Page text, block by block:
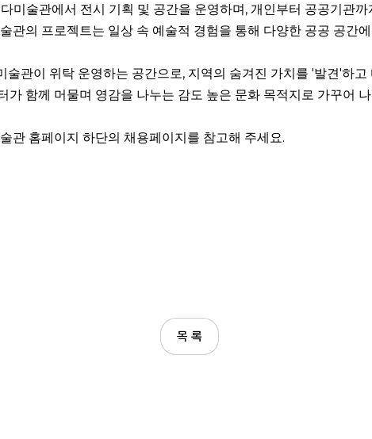
미술관에서 전시 기획 및 공간을 운영하며, 개인부터 공공기관까
관의 프로젝트는 일상 속 예술적 경험을 통해 다양한 공공 공간
관이 위탁 운영하는 공간으로, 지역의 숨겨진 가치를 '발견'하
함께 머물며 영감을 나누는 감도 높은 문화 목적지로 가꾸어
관 홈페이지 하단의 채용페이지를 참고해 주세요.
목 록